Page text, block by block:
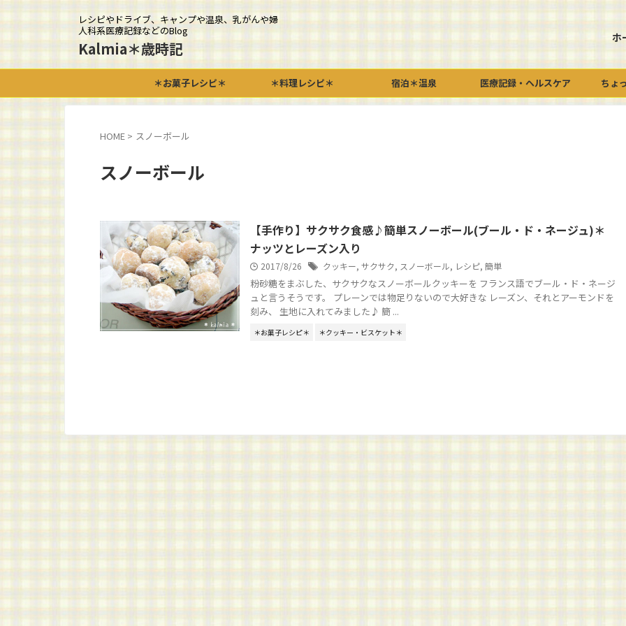
レシピやドライブ、キャンプや温泉、乳がんや婦
人科系医療記録などのBlog
Kalmia＊歳時記
ホ
＊お菓子レシピ＊ ＊料理レシピ＊ 宿泊＊温泉 医療記録・ヘルスケア ちょ
HOME > スノーボール
スノーボール
【手作り】サクサク食感♪簡単スノーボール(ブール・ド・ネージュ)＊
ナッツとレーズン入り
2017/8/26 クッキー, サクサク, スノーボール, レシピ, 簡単
粉砂糖をまぶした、サクサクなスノーボールクッキーを フランス語でブール・ド・ネージ
ュと言うそうです。 プレーンでは物足りないので大好きな レーズン、それとアーモンドを
刻み、 生地に入れてみました♪ 簡 ...
＊お菓子レシピ＊ ＊クッキー・ビスケット＊